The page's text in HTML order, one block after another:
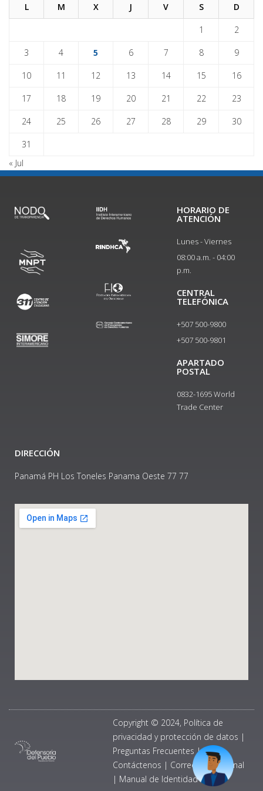
L M X J V S D
1 2
3 4 5 6 7 8 9
10 11 12 13 14 15 16
17 18 19 20 21 22 23
24 25 26 27 28 29 30
31
« Jul
HORARIO DE
ATENCIÓN
Lunes - Viernes
08:00 a.m. - 04:00
p.m.
CENTRAL
TELEFÓNICA
+507 500-9800
+507 500-9801​
APARTADO
POSTAL
0832-1695 World
Trade Center
DIRECCIÓN
Panamá PH Los Toneles Panama Oeste 77 77
Copyright © 2024, Política de
privacidad y protección de datos |
Preguntas Frecuentes |
Contáctenos | Correo Institucional
| Manual de Identidad Visual